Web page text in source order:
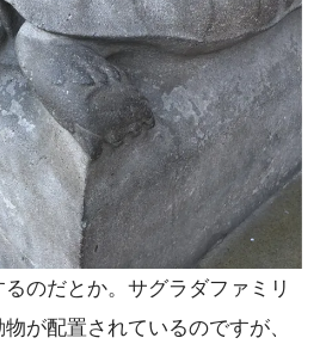
のだとか。サグラダファミリ
が配置されているのですが、